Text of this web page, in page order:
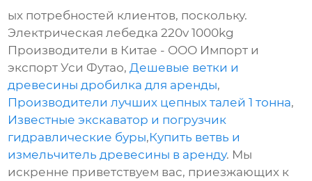
ых потребностей клиентов, поскольку.
Электрическая лебедка 220v 1000kg
Производители в Китае - ООО Импорт и
экспорт Уси Футао, Дешевые ветки и
древесины дробилка для аренды,
Производители лучших цепных талей 1 тонна,
Известные экскаватор и погрузчик
гидравлические буры,Купить ветвь и
измельчитель древесины в аренду. Мы
искренне приветствуем вас, приезжающих к